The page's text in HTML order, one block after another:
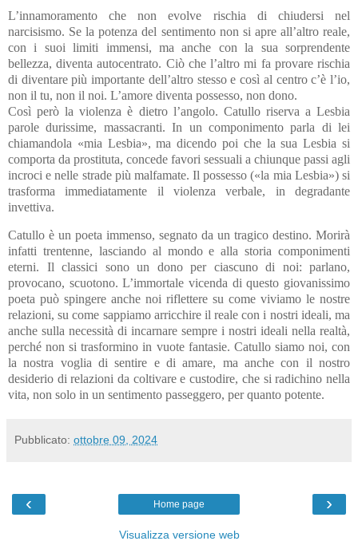
L’innamoramento che non evolve rischia di chiudersi nel
narcisismo. Se la potenza del sentimento non si apre all’altro reale,
con i suoi limiti immensi, ma anche con la sua sorprendente
bellezza, diventa autocentrato. Ciò che l’altro mi fa provare rischia
di diventare più importante dell’altro stesso e così al centro c’è l’io,
non il tu, non il noi. L’amore diventa possesso, non dono.
Così però la violenza è dietro l’angolo. Catullo riserva a Lesbia
parole durissime, massacranti. In un componimento parla di lei
chiamandola «mia Lesbia», ma dicendo poi che la sua Lesbia si
comporta da prostituta, concede favori sessuali a chiunque passi agli
incroci e nelle strade più malfamate. Il possesso («la mia Lesbia») si
trasforma immediatamente il violenza verbale, in degradante
invettiva.
Catullo è un poeta immenso, segnato da un tragico destino. Morirà
infatti trentenne, lasciando al mondo e alla storia componimenti
eterni. Il classici sono un dono per ciascuno di noi: parlano,
provocano, scuotono. L’immortale vicenda di questo giovanissimo
poeta può spingere anche noi riflettere su come viviamo le nostre
relazioni, su come sappiamo arricchire il reale con i nostri ideali, ma
anche sulla necessità di incarnare sempre i nostri ideali nella realtà,
perché non si trasformino in vuote fantasie. Catullo siamo noi, con
la nostra voglia di sentire e di amare, ma anche con il nostro
desiderio di relazioni da coltivare e custodire, che si radichino nella
vita, non solo in un sentimento passeggero, per quanto potente.
Pubblicato: ottobre 09, 2024
‹ ›
Home page
Visualizza versione web